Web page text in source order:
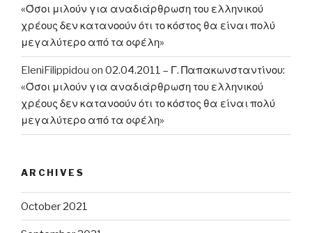
«Όσοι μιλούν για αναδιάρθρωση του ελληνικού
χρέους δεν κατανοούν ότι το κόστος θα είναι πολύ
μεγαλύτερο από τα οφέλη»
EleniFilippidou on 02.04.2011 – Γ. Παπακωνσταντίνου:
«Όσοι μιλούν για αναδιάρθρωση του ελληνικού
χρέους δεν κατανοούν ότι το κόστος θα είναι πολύ
μεγαλύτερο από τα οφέλη»
ARCHIVES
October 2021